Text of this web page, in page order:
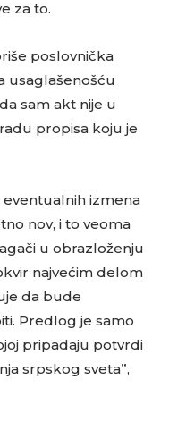
za to.
poslovnička
usaglašenošću
sam akt nije u
propisa koju je
izmena
nov, i to veoma
u obrazloženju
najvećim delom
da bude
Predlog je samo
pripadaju potvrdi
srpskog sveta”,